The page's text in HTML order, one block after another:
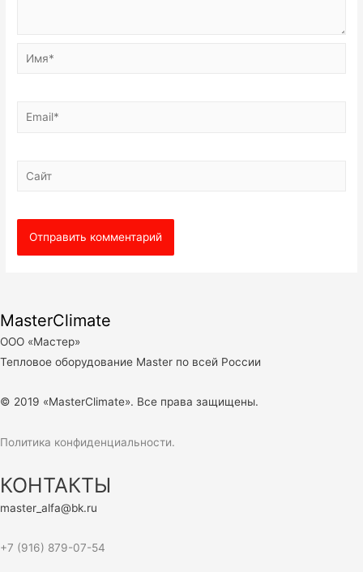
Имя*
Email*
Сайт
MasterClimate
ООО «Мастер»
Тепловое оборудование Master по всей России
© 2019 «MasterClimate». Все права защищены.
Политика конфиденциальности.
КОНТАКТЫ
master_alfa@bk.ru
+7 (916) 879-07-54